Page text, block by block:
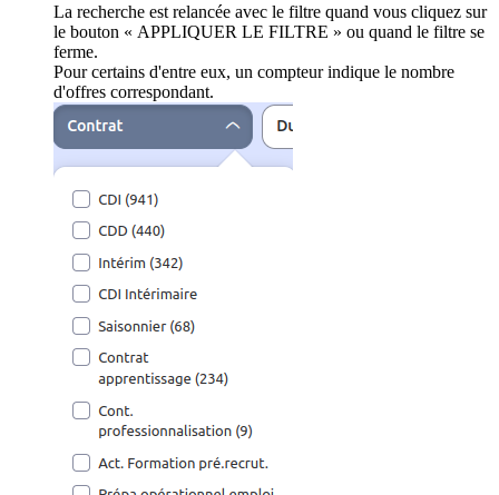
La recherche est relancée avec le filtre quand vous cliquez sur
le bouton « APPLIQUER LE FILTRE » ou quand le filtre se
ferme.
Pour certains d'entre eux, un compteur indique le nombre
d'offres correspondant.